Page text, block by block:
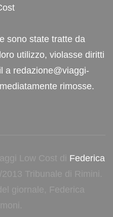
sono state tratte da
utilizzo, violasse diritti
a redazione@viaggi-
rimosse.
Low Cost di Federica
Tribunale di Rimini.
giornale, Federica